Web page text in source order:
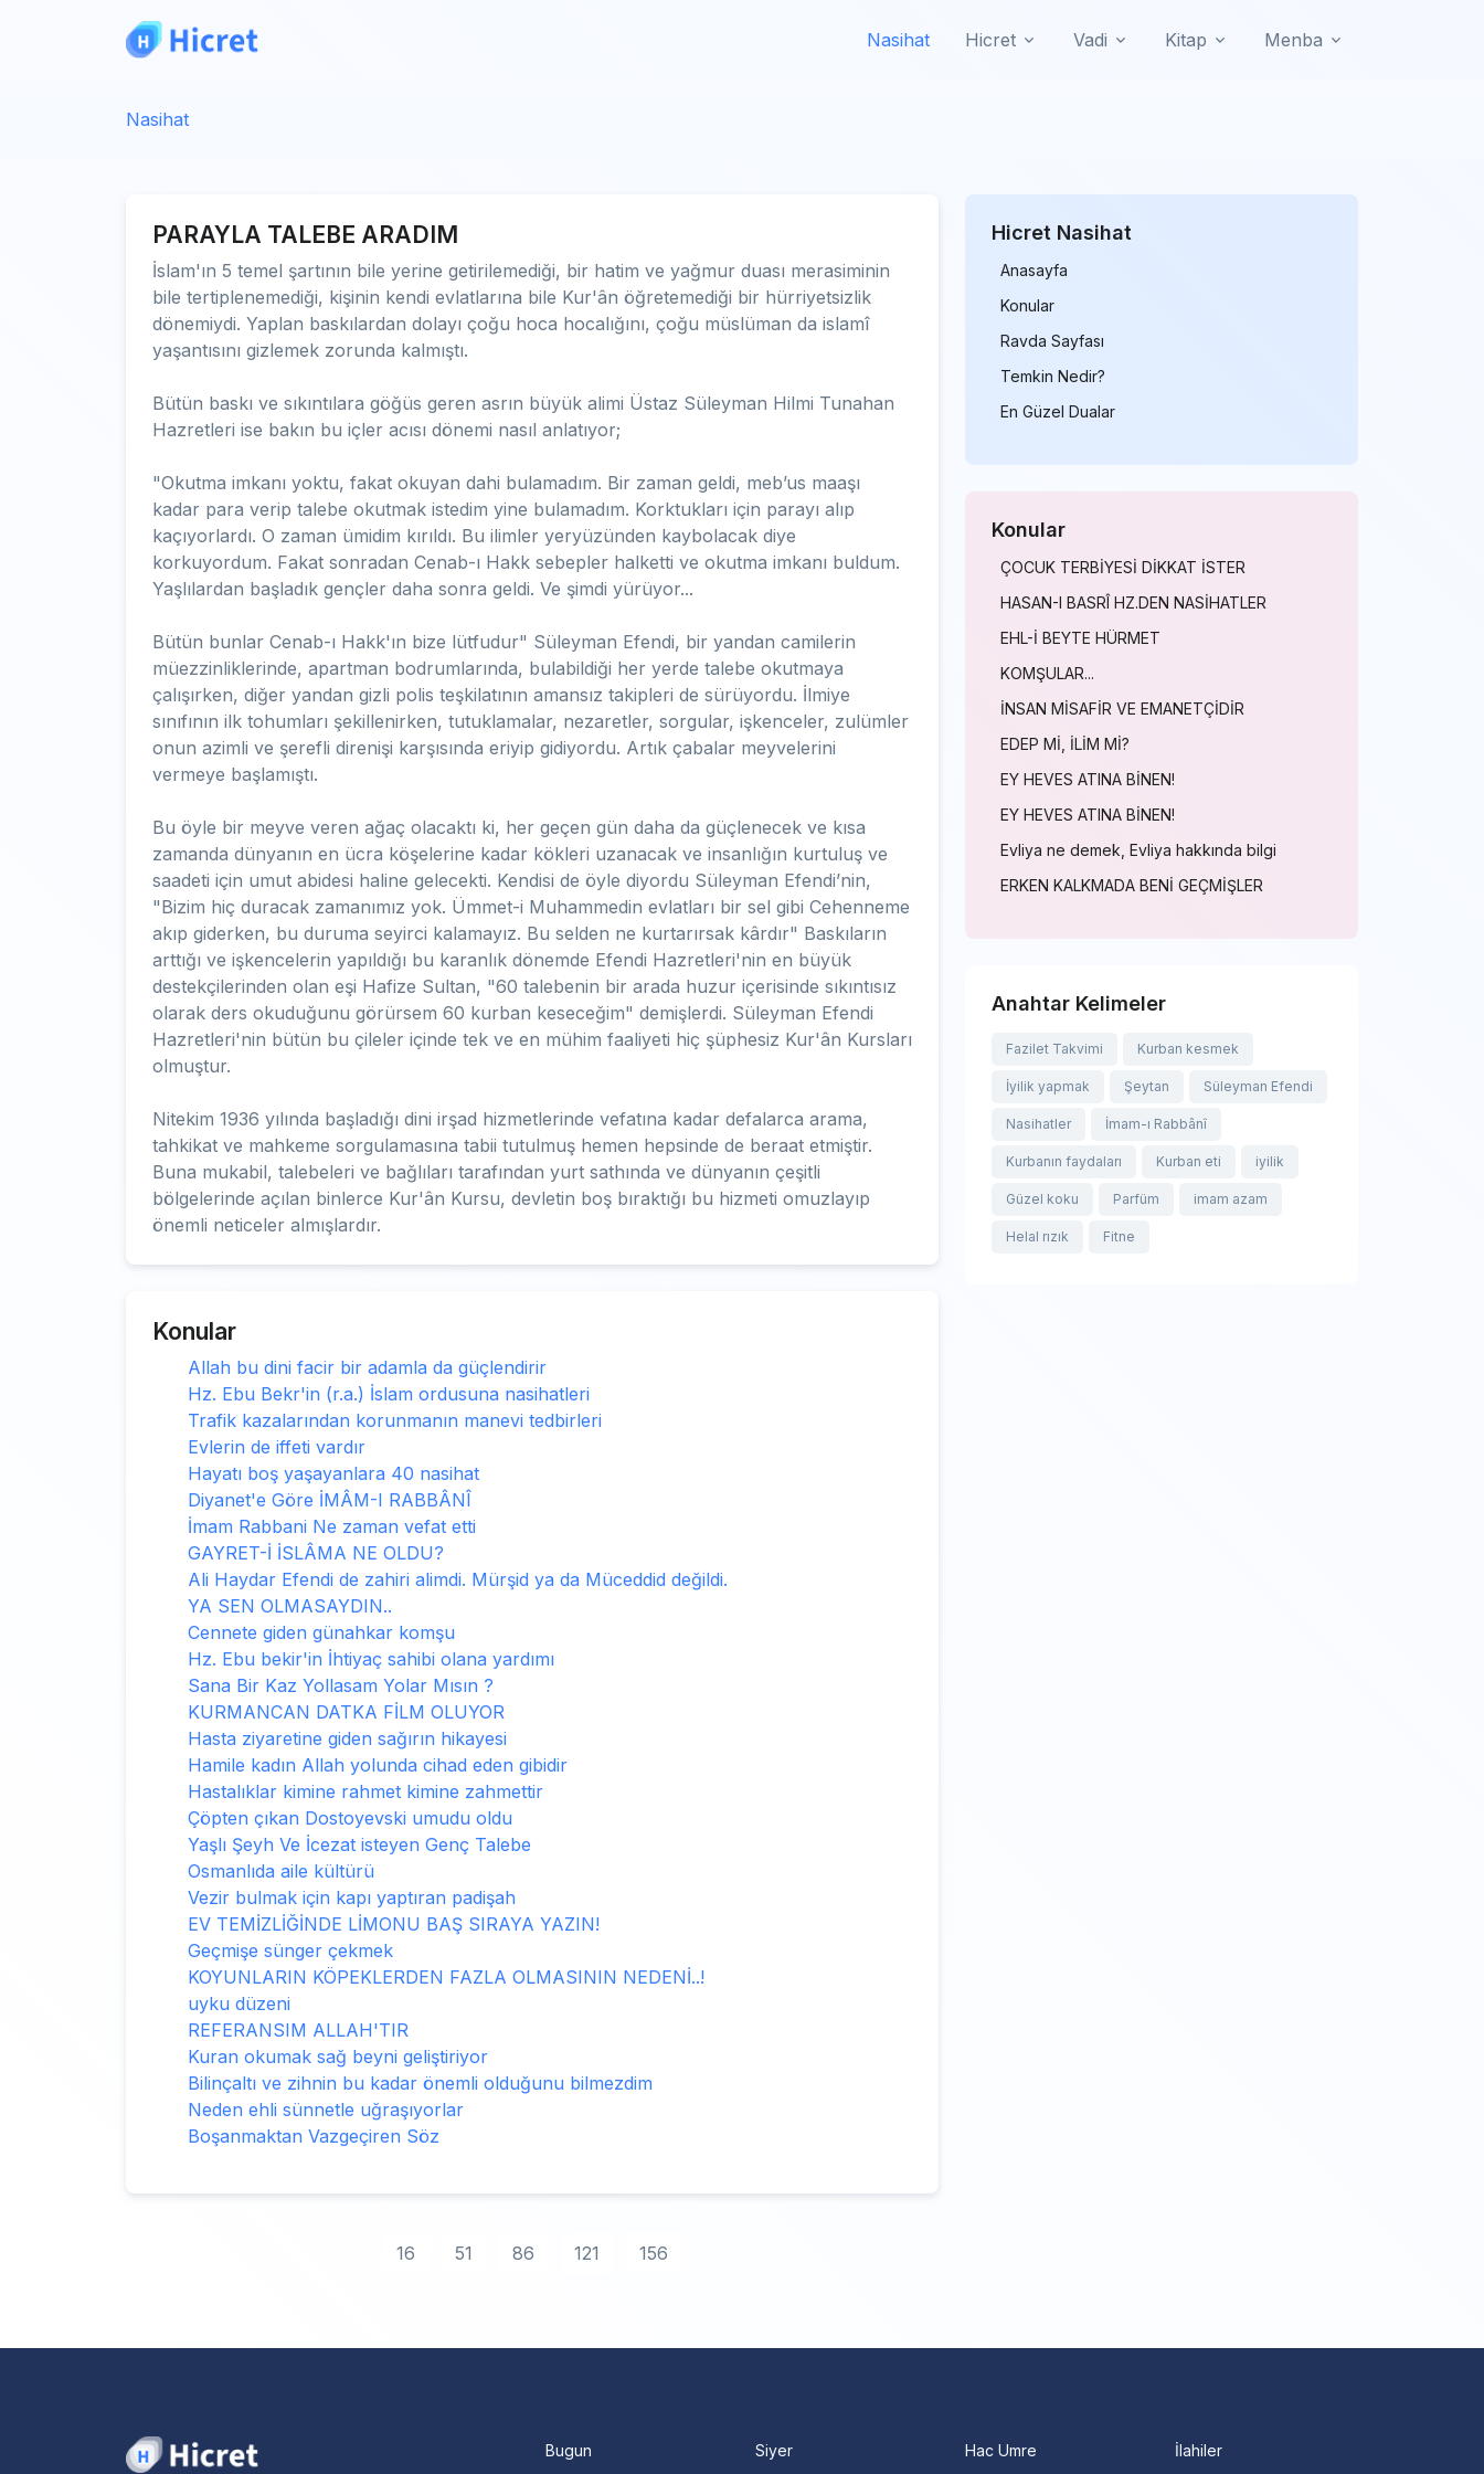
Nasihat Hicret Vadi Kitap Menba
Nasihat
PARAYLA TALEBE ARADIM
İslam'ın 5 temel şartının bile yerine getirilemediği, bir hatim ve yağmur duası merasiminin
bile tertiplenemediği, kişinin kendi evlatlarına bile Kur'ân öğretemediği bir hürriyetsizlik
dönemiydi. Yaplan baskılardan dolayı çoğu hoca hocalığını, çoğu müslüman da islamî
yaşantısını gizlemek zorunda kalmıştı.
Bütün baskı ve sıkıntılara göğüs geren asrın büyük alimi Üstaz Süleyman Hilmi Tunahan
Hazretleri ise bakın bu içler acısı dönemi nasıl anlatıyor;
"Okutma imkanı yoktu, fakat okuyan dahi bulamadım. Bir zaman geldi, meb’us maaşı
kadar para verip talebe okutmak istedim yine bulamadım. Korktukları için parayı alıp
kaçıyorlardı. O zaman ümidim kırıldı. Bu ilimler yeryüzünden kaybolacak diye
korkuyordum. Fakat sonradan Cenab-ı Hakk sebepler halketti ve okutma imkanı buldum.
Yaşlılardan başladık gençler daha sonra geldi. Ve şimdi yürüyor...
Bütün bunlar Cenab-ı Hakk'ın bize lütfudur" Süleyman Efendi, bir yandan camilerin
müezzinliklerinde, apartman bodrumlarında, bulabildiği her yerde talebe okutmaya
çalışırken, diğer yandan gizli polis teşkilatının amansız takipleri de sürüyordu. İlmiye
sınıfının ilk tohumları şekillenirken, tutuklamalar, nezaretler, sorgular, işkenceler, zulümler
onun azimli ve şerefli direnişi karşısında eriyip gidiyordu. Artık çabalar meyvelerini
vermeye başlamıştı.
Bu öyle bir meyve veren ağaç olacaktı ki, her geçen gün daha da güçlenecek ve kısa
zamanda dünyanın en ücra köşelerine kadar kökleri uzanacak ve insanlığın kurtuluş ve
saadeti için umut abidesi haline gelecekti. Kendisi de öyle diyordu Süleyman Efendi’nin,
"Bizim hiç duracak zamanımız yok. Ümmet-i Muhammedin evlatları bir sel gibi Cehenneme
akıp giderken, bu duruma seyirci kalamayız. Bu selden ne kurtarırsak kârdır" Baskıların
arttığı ve işkencelerin yapıldığı bu karanlık dönemde Efendi Hazretleri'nin en büyük
destekçilerinden olan eşi Hafize Sultan, "60 talebenin bir arada huzur içerisinde sıkıntısız
olarak ders okuduğunu görürsem 60 kurban keseceğim" demişlerdi. Süleyman Efendi
Hazretleri'nin bütün bu çileler içinde tek ve en mühim faaliyeti hiç şüphesiz Kur'ân Kursları
olmuştur.
Nitekim 1936 yılında başladığı dini irşad hizmetlerinde vefatına kadar defalarca arama,
tahkikat ve mahkeme sorgulamasına tabii tutulmuş hemen hepsinde de beraat etmiştir.
Buna mukabil, talebeleri ve bağlıları tarafından yurt sathında ve dünyanın çeşitli
bölgelerinde açılan binlerce Kur'ân Kursu, devletin boş bıraktığı bu hizmeti omuzlayıp
önemli neticeler almışlardır.
Konular
Allah bu dini facir bir adamla da güçlendirir
Hz. Ebu Bekr'in (r.a.) İslam ordusuna nasihatleri
Trafik kazalarından korunmanın manevi tedbirleri
Evlerin de iffeti vardır
Hayatı boş yaşayanlara 40 nasihat
Diyanet'e Göre İMÂM-I RABBÂNÎ
İmam Rabbani Ne zaman vefat etti
GAYRET-İ İSLÂMA NE OLDU?
Ali Haydar Efendi de zahiri alimdi. Mürşid ya da Müceddid değildi.
YA SEN OLMASAYDIN..
Cennete giden günahkar komşu
Hz. Ebu bekir'in İhtiyaç sahibi olana yardımı
Sana Bir Kaz Yollasam Yolar Mısın ?
KURMANCAN DATKA FİLM OLUYOR
Hasta ziyaretine giden sağırın hikayesi
Hamile kadın Allah yolunda cihad eden gibidir
Hastalıklar kimine rahmet kimine zahmettir
Çöpten çıkan Dostoyevski umudu oldu
Yaşlı Şeyh Ve İcezat isteyen Genç Talebe
Osmanlıda aile kültürü
Vezir bulmak için kapı yaptıran padişah
EV TEMİZLİĞİNDE LİMONU BAŞ SIRAYA YAZIN!
Geçmişe sünger çekmek
KOYUNLARIN KÖPEKLERDEN FAZLA OLMASININ NEDENİ..!
uyku düzeni
REFERANSIM ALLAH'TIR
Kuran okumak sağ beyni geliştiriyor
Bilinçaltı ve zihnin bu kadar önemli olduğunu bilmezdim
Neden ehli sünnetle uğraşıyorlar
Boşanmaktan Vazgeçiren Söz
16 51 86 121 156
Hicret Nasihat
Anasayfa
Konular
Ravda Sayfası
Temkin Nedir?
En Güzel Dualar
Konular
ÇOCUK TERBİYESİ DİKKAT İSTER
HASAN-I BASRÎ HZ.DEN NASİHATLER
EHL-İ BEYTE HÜRMET
KOMŞULAR...
İNSAN MİSAFİR VE EMANETÇİDİR
EDEP Mİ, İLİM Mİ?
EY HEVES ATINA BİNEN!
EY HEVES ATINA BİNEN!
Evliya ne demek, Evliya hakkında bilgi
ERKEN KALKMADA BENİ GEÇMİŞLER
Anahtar Kelimeler
Fazilet Takvimi Kurban kesmek
İyilik yapmak Şeytan Süleyman Efendi
Nasihatler İmam-ı Rabbânî
Kurbanın faydaları Kurban eti iyilik
Güzel koku Parfüm imam azam
Helal rızık Fitne
Bugun Siyer Hac Umre İlahiler